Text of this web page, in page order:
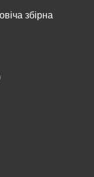
збірна